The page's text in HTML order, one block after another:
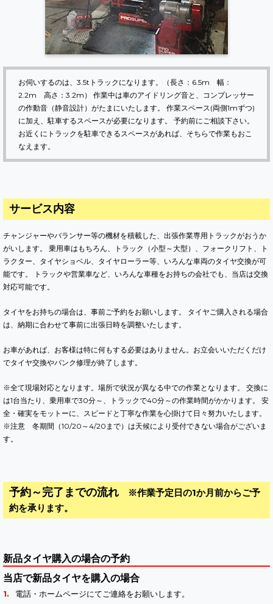
お伺いするのは、3.5tトラックになります。（長さ：6.5m 幅：
2.2m 高さ：3.2m） 作業中は車のアイドリング音と、コンプレッサー
の作動音（静音設計）がたまにいたします。 作業スペース(両側1mずつ)
に加え、駐車するスペースが必要になります。 予約前にご相談下さい。
お近くにトラックを駐車できるスペースがあれば、そちらで作業もおこ
なえます。
サービス内容
チャンジャーやバランサー等の機材を積載した、出張作業専用トラックがおうか
がいします。 乗用車はもちろん、トラック（小型～大型）、フォークリフト、ト
ラクター、タイヤショベル、タイヤローラー等、いろんな車両のタイヤ交換が可
能です。 トラックや営業車など、いろんな車種をお持ちの会社でも、当店は交換
対応可能です。
タイヤをお持ちの場合は、事前ご予約をお願いします。 タイヤご購入される場合
は、納期に合わせて事前に出張日時を調整いたします。
お車があれば、お客様は特に何もする必要はありません。お立会いいただくだけ
でタイヤ交換やパンク修理が終了します。
※全て現場対応となります。場所で状況が異なる中での作業となります。 交換に
は1台当たり、乗用車で30分～、トラックで40分～の作業時間がかかります。 安
全・確実をモットーに、スピードと丁寧な作業を心掛けて日々努力いたします。
※注意 冬期間（10/20～4/20まで）は天候により受付できない場合がございま
す。
予約～完了までの流れ※作業予定日の1か月前からご予
約を承ります。
新品タイヤ購入の場合の予約
当店で新品タイヤを購入の場合
電話・ホームページにてご連絡をお願いします。